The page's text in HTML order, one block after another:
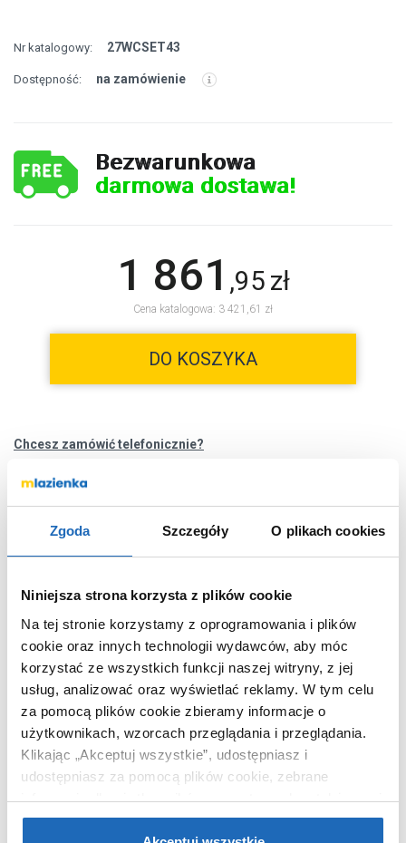
Zgoda Szczegóły O plikach cookies
Niniejsza strona korzysta z plików cookie
Na tej stronie korzystamy z oprogramowania i plików
cookie oraz innych technologii wydawców, aby móc
korzystać ze wszystkich funkcji naszej witryny, z jej
usług, analizować oraz wyświetlać reklamy. W tym celu
za pomocą plików cookie zbieramy informacje o
użytkownikach, wzorcach przeglądania i przeglądania.
Klikając „Akceptuj wszystkie”, udostępniasz i
udostępniasz za pomocą plików cookie, zebrane
informacje dla użytkowników zewnętrznych, a także nasi
partnerzy reklamowi.Jeśli chcesz, włącz „Tylko
Nr katalogowy: 27WCSET43
Dostępność: na zamówienie
Bezwarunkowa
darmowa dostawa!
1 861 ,95 zł
Cena katalogowa: 3 421,61 zł
DO KOSZYKA
Chcesz zamówić telefonicznie?
Marka
Kludi
Seria
Resa S
Nr
katalogowy
27WCSET43
Długość
55 cm
Szerokość
36 cm
Wysokość
26 cm
Deska w
wolnoopadająca, z
Bez kołnierza
bez kołnierza